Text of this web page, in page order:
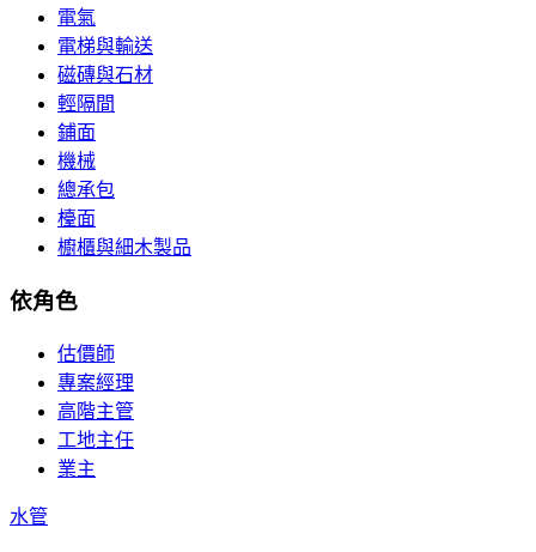
電氣
電梯與輸送
磁磚與石材
輕隔間
鋪面
機械
總承包
檯面
櫥櫃與細木製品
依角色
估價師
專案經理
高階主管
工地主任
業主
水管